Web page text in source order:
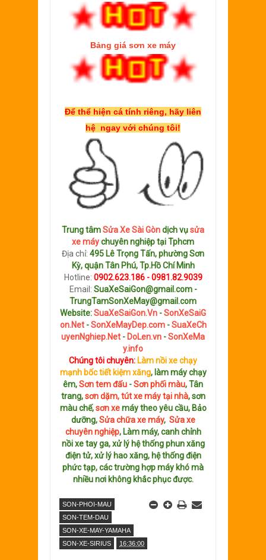
Bảng giá sơn xe máy
Để thể hiện cá tính riêng, hãy liên
hệ ngay với chúng tôi!
Trung tâmSửa Xe Sài Gòndịch vụsửa
xe máychuyên nghiệp tại Tphcm
Địa chỉ: 495 Lê Trọng Tấn, phường Sơn
Kỳ, quận Tân Phú, Tp.Hồ Chí Minh
Hotline: 0902.623.186 - 0981.82.9039
Email: SuaXeSaiGon@gmail.com -
TrungTamSonXeMay@gmail.com
Website:SuaXeSaiGon.Vn -SonXeSaiG
on.Net-SonXeMayDep.com-SuaXeCh
uyenNghiep.Net - DoLen.vn -SonXeMa
y.info
Chúng tôi chuyên: Làm nồi xe chạy
mạnh bốc tiết kiệm xăng, làm máy chạy
êm,Sơn tem đấu -Sơn phối màu, Tân
trang,sơn dặm, tút xe máy tại nhà, sơn
màu chế,sơn xemáy theo yêu cầu, Bảo
dưỡng,Sửa chữa xe máy, Sửa xe
chuyên nghiệp, Làm máy, canh chỉnh
nồi xe tay ga, xử lý hệ thống phun xăng
điện tử, xử lý hao xăng, hệ thống điện
phức tạp, các trường hợp máy khó mà
nhiều nơi không khắc phục được.
SON-PHOI-MAU
SON-TEM-DAU
SON-XE-MAY-YAMAHA
SON-XE-SIRIUS
16:36:00